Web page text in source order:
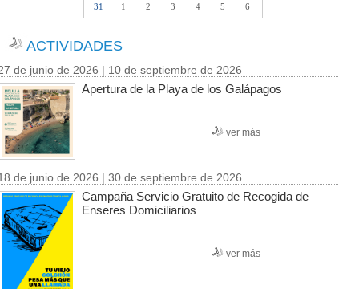
31
1 2 3 4 5 6
ACTIVIDADES
de junio de 2026 | 10 de septiembre de 2026
Apertura de la Playa de los Galápagos
ver más
de junio de 2026 | 30 de septiembre de 2026
Campaña Servicio Gratuito de Recogida de
Enseres Domiciliarios
ver más